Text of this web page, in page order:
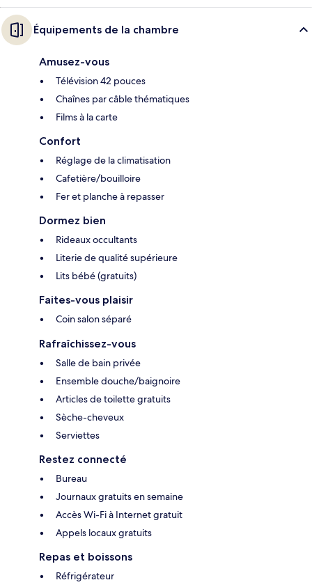
Équipements de la chambre
Amusez-vous
Télévision 42 pouces
Chaînes par câble thématiques
Films à la carte
Confort
Réglage de la climatisation
Cafetière/bouilloire
Fer et planche à repasser
Dormez bien
Rideaux occultants
Literie de qualité supérieure
Lits bébé (gratuits)
Faites-vous plaisir
Coin salon séparé
Rafraîchissez-vous
Salle de bain privée
Ensemble douche/baignoire
Articles de toilette gratuits
Sèche-cheveux
Serviettes
Restez connecté
Bureau
Journaux gratuits en semaine
Accès Wi-Fi à Internet gratuit
Appels locaux gratuits
Repas et boissons
Réfrigérateur